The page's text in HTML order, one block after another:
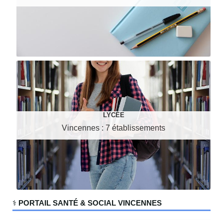
LYCÉE
Vincennes : 7 établissements
‍⚕️ PORTAIL SANTÉ & SOCIAL VINCENNES